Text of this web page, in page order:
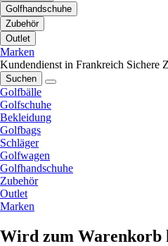
Golfhandschuhe
Zubehör
Outlet
Marken
Kundendienst in Frankreich Sichere
Suchen
Golfbälle
Golfschuhe
Bekleidung
Golfbags
Schläger
Golfwagen
Golfhandschuhe
Zubehör
Outlet
Marken
Wird zum Warenkorb